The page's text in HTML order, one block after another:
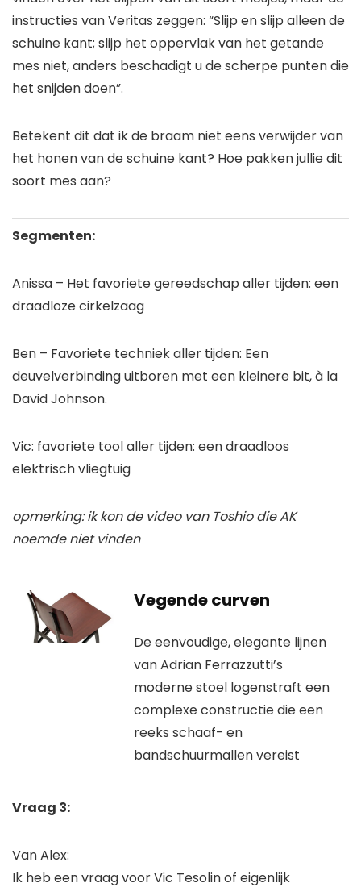
instructies van Veritas zeggen: “Slijp en slijp alleen de
schuine kant; slijp het oppervlak van het getande
mes niet, anders beschadigt u de scherpe punten die
het snijden doen”.
Betekent dit dat ik de braam niet eens verwijder van
het honen van de schuine kant? Hoe pakken jullie dit
soort mes aan?
Segmenten:
Anissa – Het favoriete gereedschap aller tijden: een
draadloze cirkelzaag
Ben – Favoriete techniek aller tijden: Een
deuvelverbinding uitboren met een kleinere bit, à la
David Johnson.
Vic: favoriete tool aller tijden: een draadloos
elektrisch vliegtuig
opmerking: ik kon de video van Toshio die AK
noemde niet vinden
Vegende curven
De eenvoudige, elegante lijnen
van Adrian Ferrazzutti’s
moderne stoel logenstraft een
complexe constructie die een
reeks schaaf- en
bandschuurmallen vereist
Vraag 3:
Van Alex:
Ik heb een vraag voor Vic Tesolin of eigenlijk